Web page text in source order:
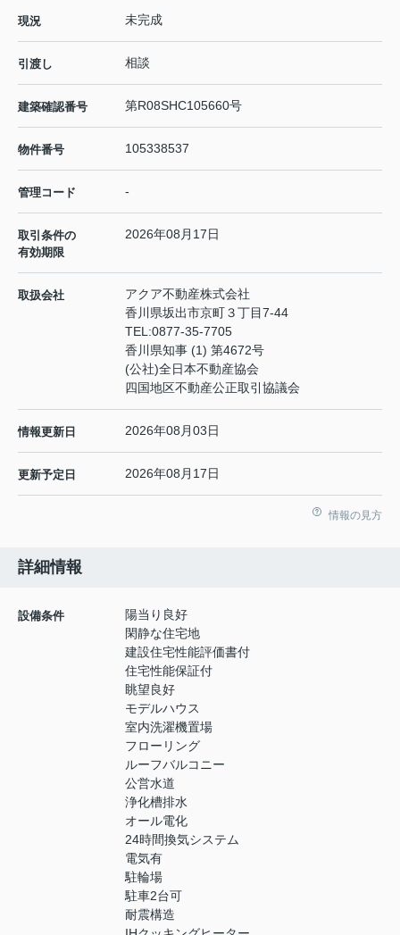
現況 未完成
引渡し 相談
建築確認番号 第R08SHC105660号
物件番号 105338537
管理コード -
取引条件の
有効期限
2026年08月17日
取扱会社
アクア不動産株式会社
香川県坂出市京町３丁目7-44
TEL:0877-35-7705
香川県知事 (1) 第4672号
(公社)全日本不動産協会
四国地区不動産公正取引協議会
情報更新日 2026年08月03日
更新予定日 2026年08月17日
情報の見方
詳細情報
設備条件
陽当り良好
閑静な住宅地
建設住宅性能評価書付
住宅性能保証付
眺望良好
モデルハウス
室内洗濯機置場
フローリング
ルーフバルコニー
公営水道
浄化槽排水
オール電化
24時間換気システム
電気有
駐輪場
駐車2台可
耐震構造